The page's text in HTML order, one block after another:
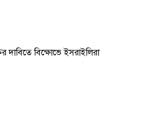
দাবিতে বিক্ষোভে ইসরাইলিরা